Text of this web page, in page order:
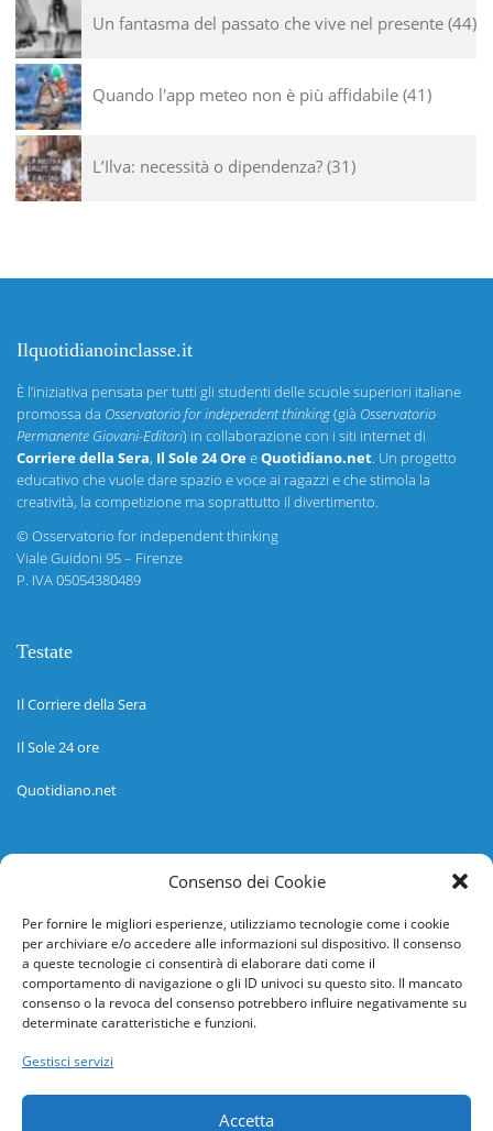
Consenso dei Cookie
Per fornire le migliori esperienze, utilizziamo tecnologie come i cookie
per archiviare e/o accedere alle informazioni sul dispositivo. Il consenso
a queste tecnologie ci consentirà di elaborare dati come il
comportamento di navigazione o gli ID univoci su questo sito. Il mancato
consenso o la revoca del consenso potrebbero influire negativamente su
determinate caratteristiche e funzioni.
Gestisci servizi
Accetta
Un fantasma del passato che vive nel presente 44
Quando l'app meteo non è più affidabile 41
L’Ilva: necessità o dipendenza? 31
Ilquotidianoinclasse.it
È l’iniziativa pensata per tutti gli studenti delle scuole superiori italiane
promossa da Osservatorio for independent thinking(già Osservatorio
Permanente Giovani-Editori) in collaborazione con i siti internet di
Corriere della Sera, Il Sole 24 OreeQuotidiano.net. Un progetto
educativo che vuole dare spazio e voce ai ragazzi e che stimola la
creatività, la competizione ma soprattutto il divertimento.
©Osservatorio for independent thinking
Viale Guidoni 95 – Firenze
P. IVA 05054380489
Testate
Il Corriere della Sera
Il Sole 24 ore
Quotidiano.net
Informazioni
Help desk
Guida rapida